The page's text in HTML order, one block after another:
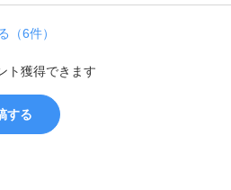
（6件）
ト獲得できます
する